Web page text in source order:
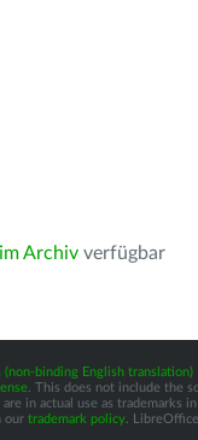
im Archiv verfügbar
(non-binding English translation)
. This does not include the
in actual use as
our trademark policy .